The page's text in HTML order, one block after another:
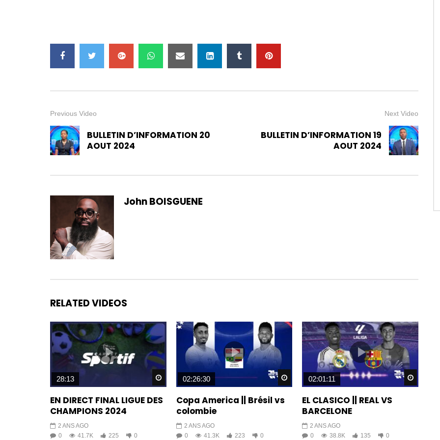
Previous Video
BULLETIN D’INFORMATION 20
AOUT 2024
Next Video
BULLETIN D’INFORMATION 19
AOUT 2024
John BOISGUENE
RELATED VIDEOS
Watch Later
28:13
EN DIRECT FINAL LIGUE DES
CHAMPIONS 2024
2 ANS AGO
0
41.7K 225 0
Watch Later
02:26:30
Copa America || Brésil vs
colombie
2 ANS AGO
0
41.3K 223 0
02:01:11
EL CLASICO || REAL VS
BARCELONE
2 ANS AGO
0
38.8K 135 0